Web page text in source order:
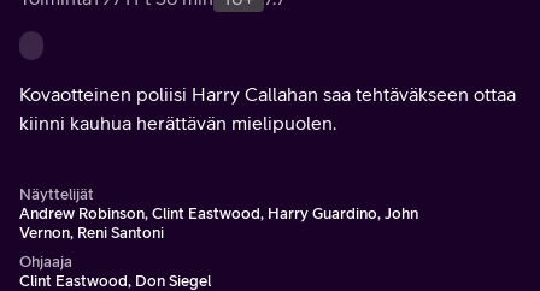
Kovaotteinen poliisi Harry Callahan saa tehtäväkseen ottaa
kiinni kauhua herättävän mielipuolen.
Näyttelijät
Andrew Robinson, Clint Eastwood, Harry Guardino, John
Vernon, Reni Santoni
Ohjaaja
Clint Eastwood, Don Siegel